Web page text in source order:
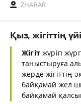
ZHARAR
Қыз, жігіттің
Жігітжүріп
таныстыруға
жерде жігіттің
байқамай жел
байқамай